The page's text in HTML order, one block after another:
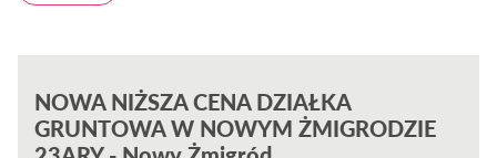
NOWA NIŻSZA CENA DZIAŁKA
GRUNTOWA W NOWYM ŻMIGRODZIE